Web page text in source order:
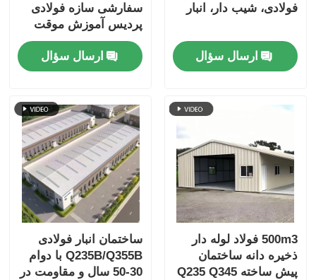
فولادی، شیب دار، انبار
ارسال سؤال
سفارشی سازه فولادی
پردیس آموزش موقت
ساختمان خوابگاه با
ساندویچ پانل دیواری
ارسال سؤال
500m3 فولاد لوله دار
ذخیره دانه ساختمان
پیش ساخته Q235 Q345
ساختمان انبار فولادی
Q235B/Q355B با دوام
30-50 سال و مقاومت در